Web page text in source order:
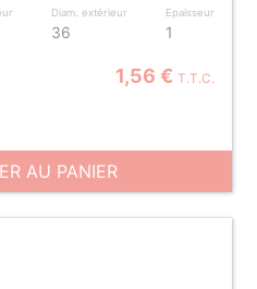
Diam. extérieur
36
Epaisseur
1
1,56 € T.T.C.
AU PANIER